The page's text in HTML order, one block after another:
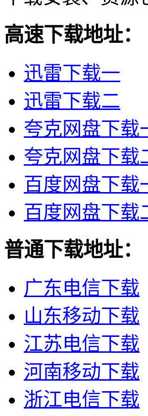
高速下载地址：
迅雷下载一
迅雷下载二
夸克网盘下载
夸克网盘下载
百度网盘下载
百度网盘下载
普通下载地址：
广东电信下载
山东移动下载
江苏电信下载
河南移动下载
浙江电信下载